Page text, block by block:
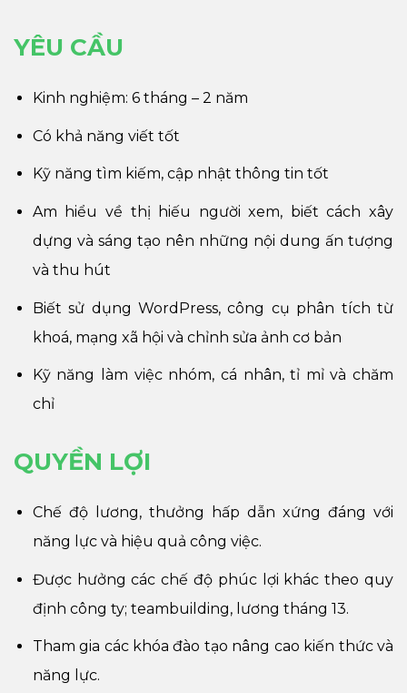
YÊU CẦU
Kinh nghiệm: 6 tháng – 2 năm
Có khả năng viết tốt
Kỹ năng tìm kiếm, cập nhật thông tin tốt
Am hiểu về thị hiếu người xem, biết cách xây
dựng và sáng tạo nên những nội dung ấn tượng
và thu hút
Biết sử dụng WordPress, công cụ phân tích từ
khoá, mạng xã hội và chỉnh sửa ảnh cơ bản
Kỹ năng làm việc nhóm, cá nhân, tỉ mỉ và chăm
chỉ
QUYỀN LỢI
Chế độ lương, thưởng hấp dẫn xứng đáng với
năng lực và hiệu quả công việc.
Được hưởng các chế độ phúc lợi khác theo quy
định công ty; teambuilding, lương tháng 13.
Tham gia các khóa đào tạo nâng cao kiến thức và
năng lực.